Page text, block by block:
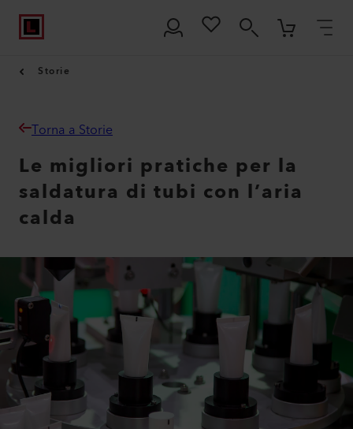
Storie
Torna a Storie
Le migliori pratiche per la
saldatura di tubi con l’aria
calda